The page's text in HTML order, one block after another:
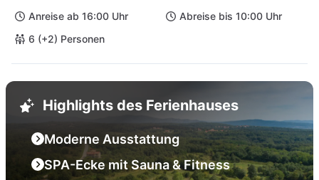
Anreise ab 16:00 Uhr
Abreise bis 10:00 Uhr
6 (+2) Personen
Highlights des Ferienhauses
Moderne Ausstattung
SPA-Ecke mit Sauna & Fitness